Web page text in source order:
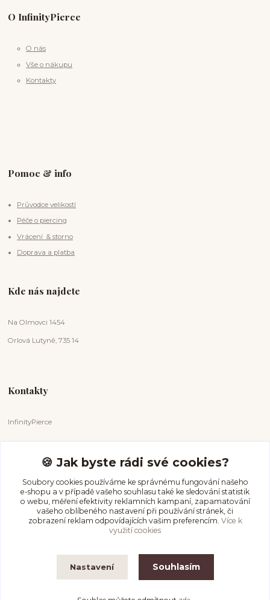
O InfinityPierce
O nás
Vše o nákupu
Kontakty
Pomoc & info
Průvodce velikostí
Péče o piercing
Vrácení & storno
Doprava a platba
Kde nás najdete
Na Olmovci 1454
Orlová Lutyně, 735 14
Kontakty
InfinityPierce
+420 731 681 038
(Po-Ne, 9-18 hod.)
info@infinitypierce.cz
🍪 Jak byste rádi své cookies?
Soubory cookies používáme ke správnému fungování našeho
e-shopu a v případě vašeho souhlasu také ke sledování statistik
o webu, měření efektivity reklamních kampaní, zapamatování
vašeho oblíbeného nastavení při používání stránek, či
zobrazení reklam odpovídajících vašim preferencím. Více k
využití cookies
Nastavení Souhlasím